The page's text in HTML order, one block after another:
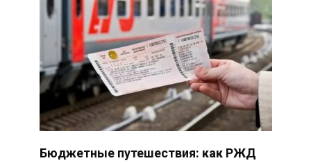
Бюджетные путешествия: как РЖД